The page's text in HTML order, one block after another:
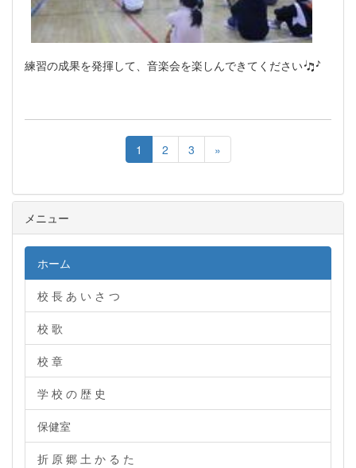
練習の成果を発揮して、音楽会を楽しんできてください
1 2 3 »
メニュー
ホーム
校 長 あ い さ つ
校 歌
校 章
学 校 の 歴 史
保健室
折 原 郷 土 か る た